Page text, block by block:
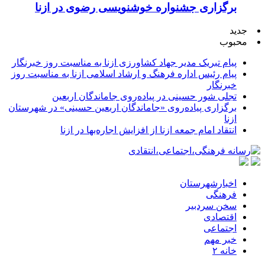
برگزاری جشنواره خوشنویسی رضوی در ازنا
جدید
محبوب
پیام تبریک مدیر جهاد کشاورزی ازنا به مناسبت روز خبرنگار
پیام رئیس اداره فرهنگ و ارشاد اسلامی ازنا به مناسبت روز
خبرنگار
تجلی شور حسینی در پیاده‌روی جاماندگان اربعین
برگزاری پیاده‌روی «جاماندگان اربعین حسینی» در شهرستان
ازنا
انتقاد امام جمعه ازنا از افزایش اجاره‌بها در ازنا
اخبارشهرستان
فرهنگی
سخن سردبیر
اقتصادی
اجتماعی
خبر مهم
خانه ۲